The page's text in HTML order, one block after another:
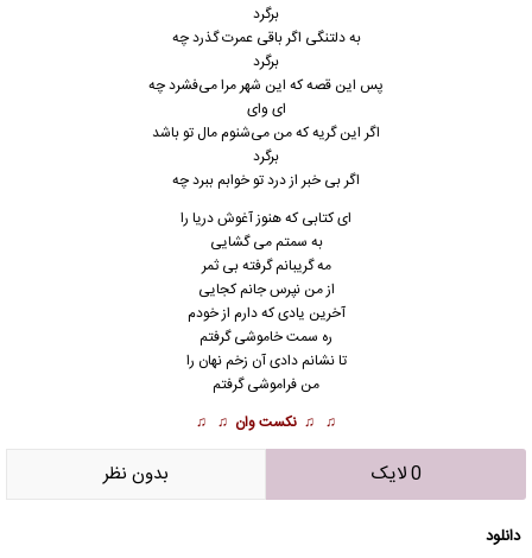
برگرد
به دلتنگی اگر باقی عمرت گذرد چه
برگرد
پس این قصه که این شهر مرا می‌فشرد چه
ای وای
اگر این گریه که من می‌شنوم مال تو باشد
برگرد
اگر بی خبر از درد تو خوابم ببرد چه
ای کتابی که هنوز آغوش دریا را
به سمتم می گشایی
مه گریبانم گرفته بی ثمر
از من نپرس جانم کجایی
آخرین یادی که دارم از خودم
ره سمت خاموشی گرفتم
تا نشانم دادی آن زخم نهان را
من فراموشی گرفتم
♫ ♫ نکست وان ♫ ♫
0 لایک بدون نظر
دانلود